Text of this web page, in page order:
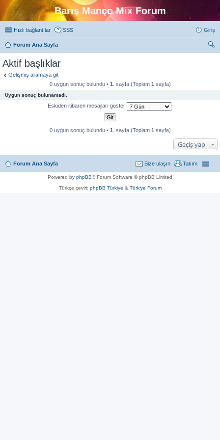
Barış Manço Mix Forum
Hızlı bağlantılar SSS Giriş
Forum Ana Sayfa
Aktif başlıklar
Gelişmiş aramaya git
0 uygun sonuç bulundu • 1 . sayfa (Toplam 1 sayfa)
Uygun sonuç bulunamadı.
Eskiden itibaren mesajları göster
0 uygun sonuç bulundu • 1 . sayfa (Toplam 1 sayfa)
Geçiş yap
Forum Ana Sayfa Takım
Bize ulaşın
Powered by phpBB® Forum Software © phpBB Limited
Türkçe çeviri: phpBB Türkiye & Türkiye Forum